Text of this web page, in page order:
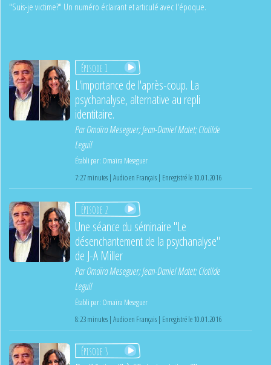
"Suis-je victime?" Un numéro éclairant et articulé avec l'époque.
Épisode 1
L'importance de l'après-coup. La
psychanalyse, alternative au repli
identitaire.
ParOmaïra Meseguer;Jean-Daniel Matet;Clotilde
Leguil
Établi par: Omaïra Meseguer
7:27 minutes | Audio en Français | Enregistré le 10.01.2016
Épisode 2
Une séance du séminaire "Le
désenchantement de la psychanalyse"
de J-A Miller
ParOmaïra Meseguer;Jean-Daniel Matet;Clotilde
Leguil
Établi par: Omaïra Meseguer
8:23 minutes | Audio en Français | Enregistré le 10.01.2016
Épisode 3